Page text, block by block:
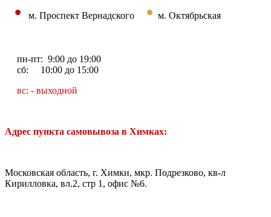
• м. Проспект Вернадского • м. Октябрьская
пн-пт: 9:00 до 19:00
сб: 10:00 до 15:00
вс: - выходной
Адрес пункта самовывоза в Химках:
Московская область, г. Химки, мкр. Подрезково, кв-л
Кирилловка, вл.2, стр 1, офис №6.